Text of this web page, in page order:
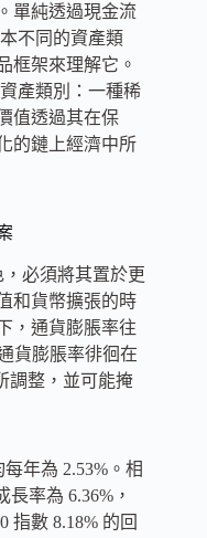
單純透過現金流
不同的資產類
框架來理解它。
產類別：一種稀
值透過其在保
的鏈上經濟中所
必須將其置於更
和貨幣擴張的時
，通貨膨脹率往
貨膨脹率徘徊在
調整，並可能掩
年為 2.53%。相
率為 6.36%，
指數 8.18% 的回